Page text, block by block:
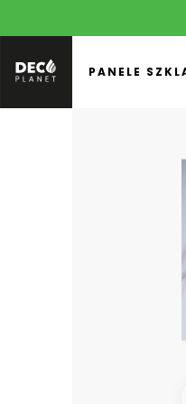
PANELE